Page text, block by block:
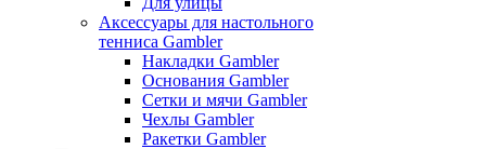
Аксессуары для настольного
тенниса Gambler
Накладки Gambler
Основания Gambler
Сетки и мячи Gambler
Чехлы Gambler
Ракетки Gambler